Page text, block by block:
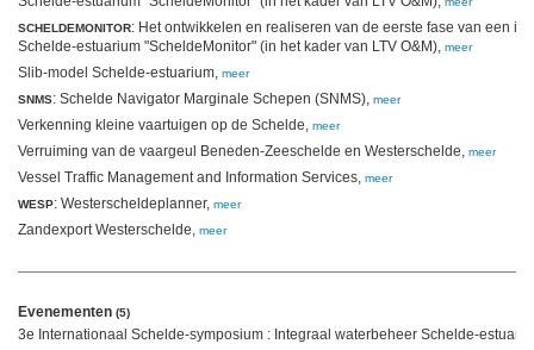
SCHELDEMONITOR: Het ontwikkelen en realiseren van de eerste fase van een
Schelde-estuarium "ScheldeMonitor" (in het kader van LTV O&M), meer
Slib-model Schelde-estuarium, meer
SNMS: Schelde Navigator Marginale Schepen (SNMS), meer
Verkenning kleine vaartuigen op de Schelde, meer
Verruiming van de vaargeul Beneden-Zeeschelde en Westerschelde, meer
Vessel Traffic Management and Information Services, meer
WESP: Westerscheldeplanner, meer
Zandexport Westerschelde, meer
Evenementen (5)
3e Internationaal Schelde-symposium : Integraal waterbeheer Schelde-